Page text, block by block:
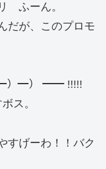
ふーん。
だが、このプロモ
）━） ━━ !!!!!
ス。
すげーわ！！バク